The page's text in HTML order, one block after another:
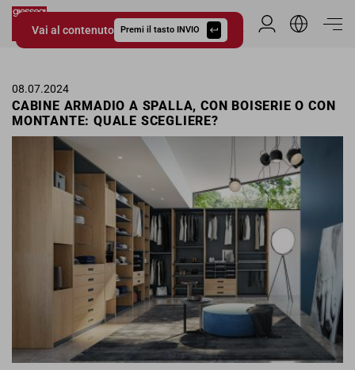
Vai al contenuto Premi il tasto INVIO
Giessegi.it
Area Riservata
08.07.2024
CABINE ARMADIO A SPALLA, CON BOISERIE O CON
MONTANTE: QUALE SCEGLIERE?